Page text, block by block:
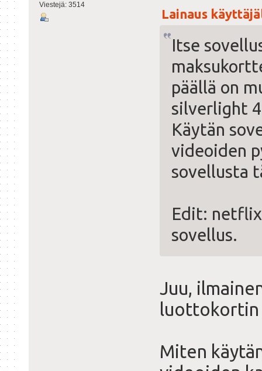
Viestejä: 3514
Lainaus
Itse
päällä on
silverlight
Käytän
videoiden
sovellusta
Edit:
sovellus.
Juu,
luottokortin
Miten